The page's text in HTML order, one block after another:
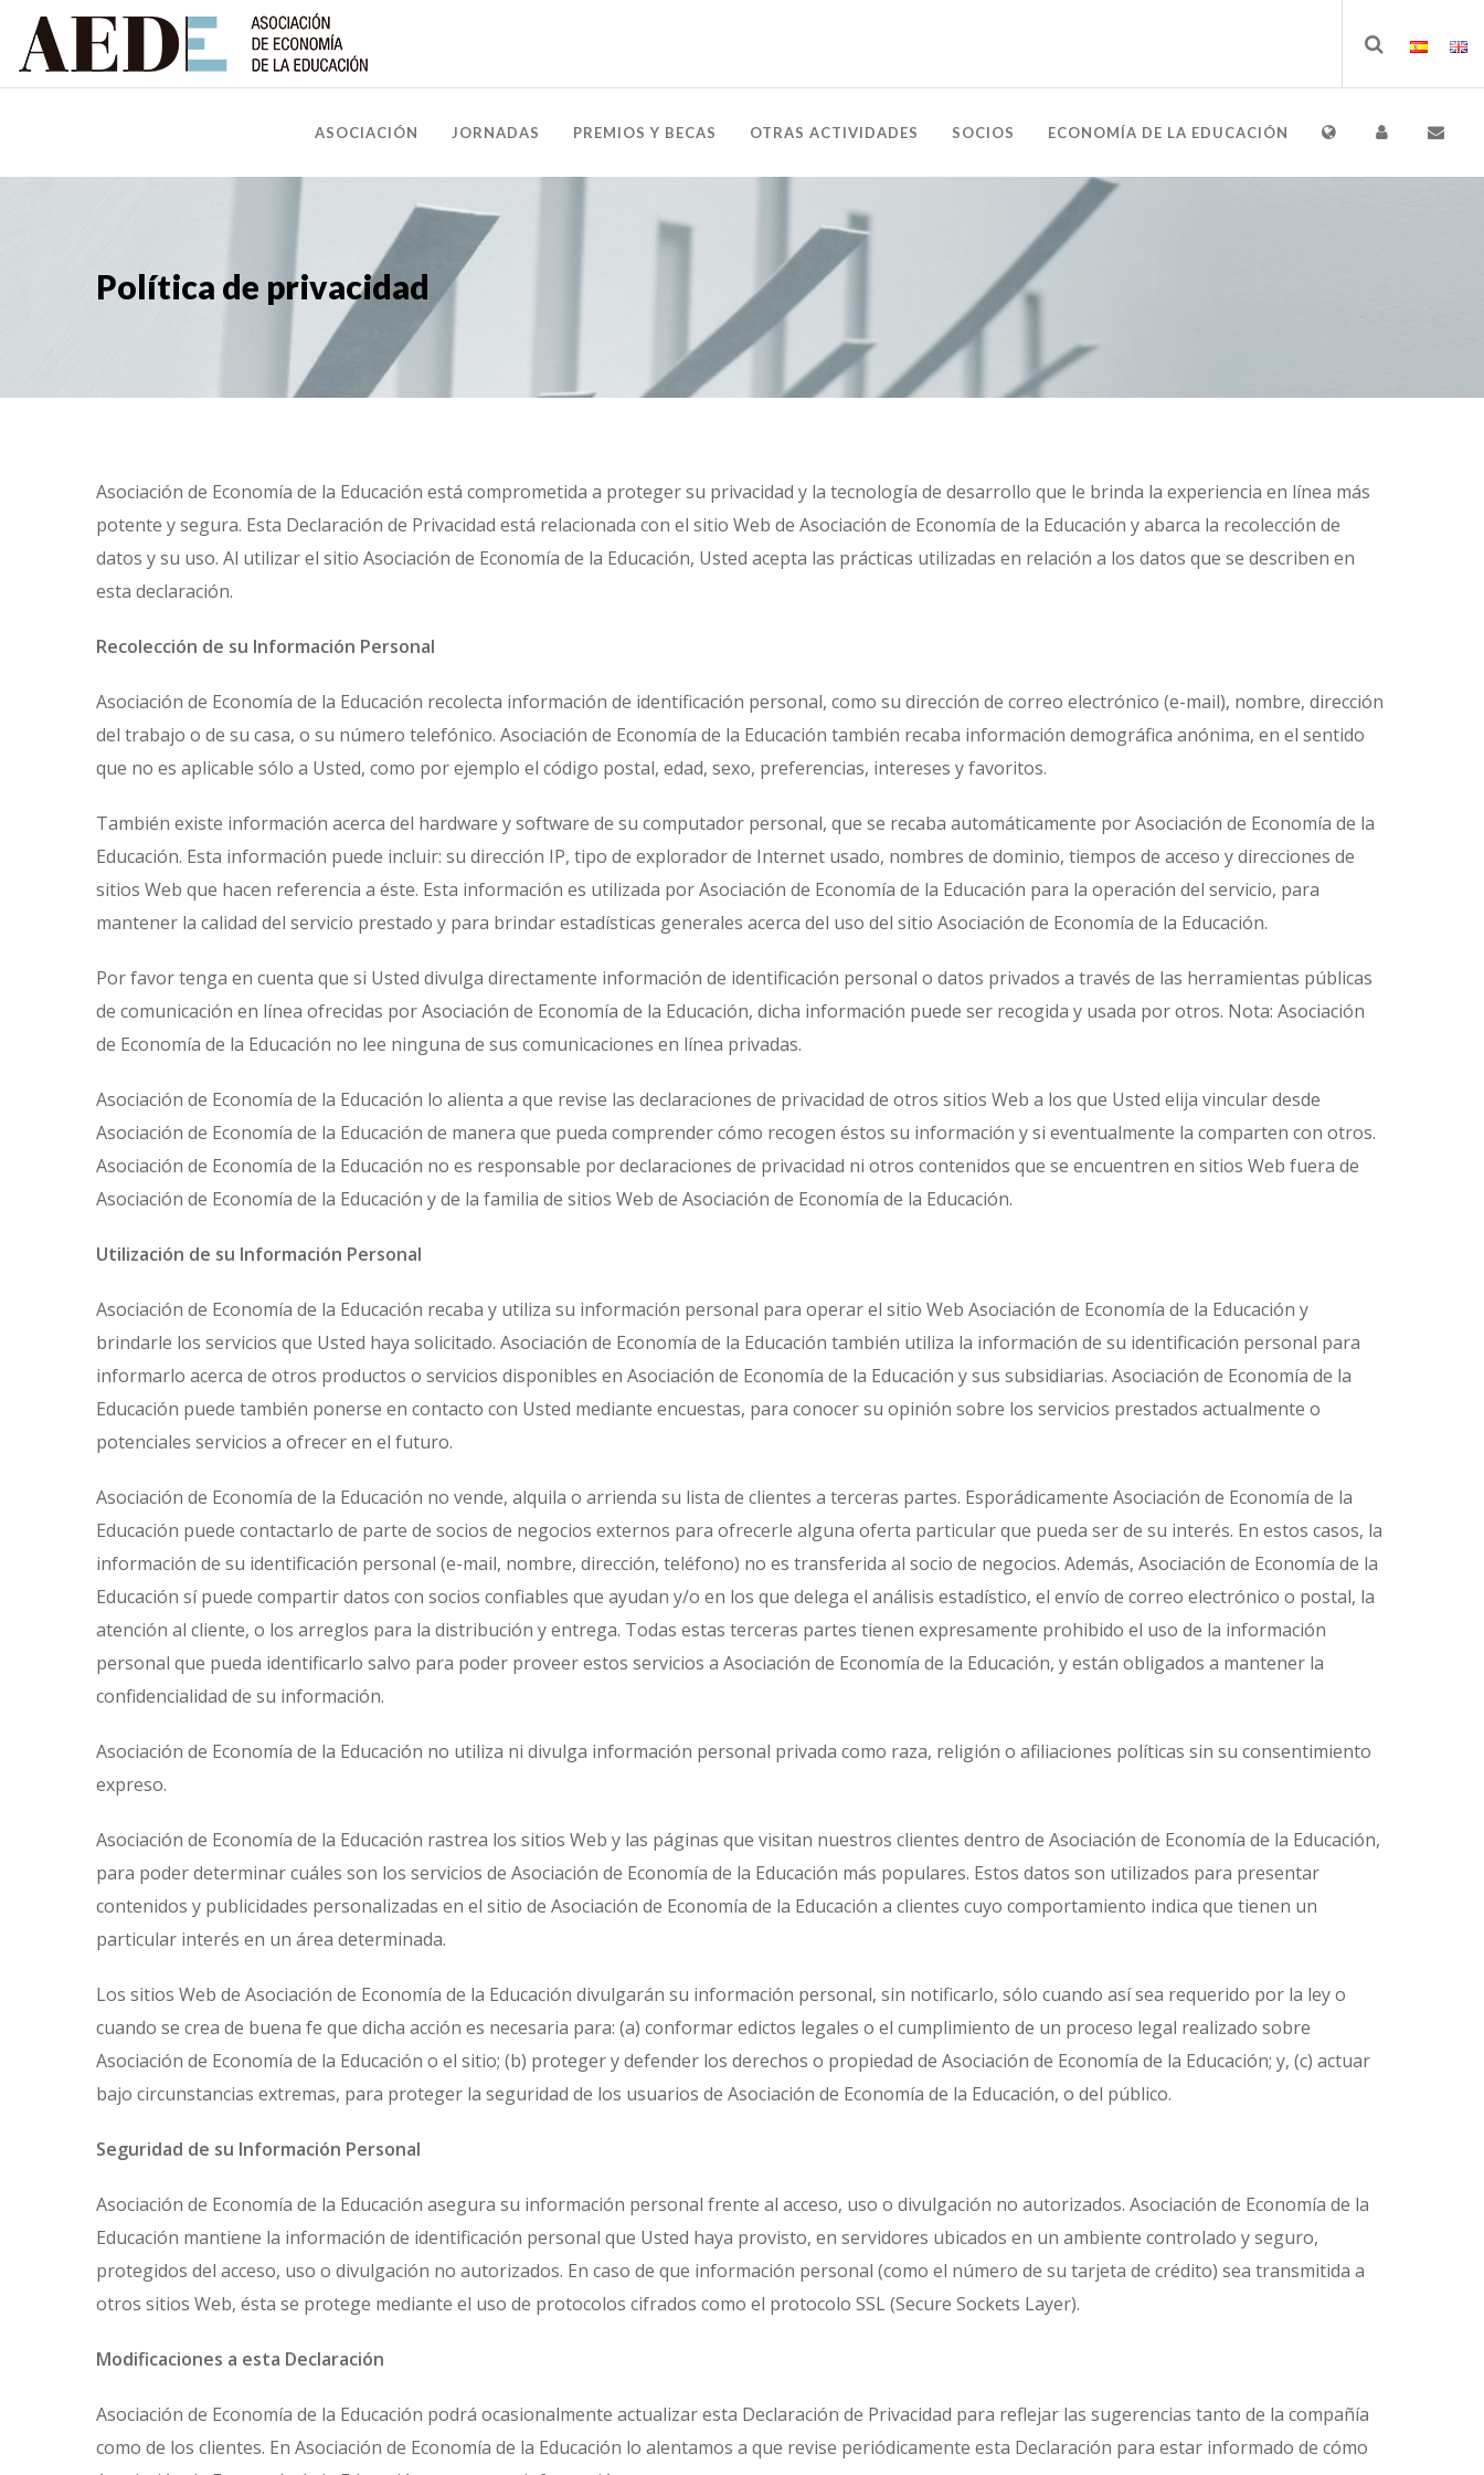
ASOCIACIÓN JORNADAS PREMIOS Y BECAS OTRAS ACTIVIDADES SOCIOS ECONOMÍA DE LA EDUCACIÓN
Política de privacidad
Asociación de Economía de la Educación está comprometida a proteger su privacidad y la tecnología de desarrollo que le brinda la experiencia en línea más
potente y segura. Esta Declaración de Privacidad está relacionada con el sitio Web de Asociación de Economía de la Educación y abarca la recolección de
datos y su uso. Al utilizar el sitio Asociación de Economía de la Educación, Usted acepta las prácticas utilizadas en relación a los datos que se describen en
esta declaración.
Recolección de su Información Personal
Asociación de Economía de la Educación recolecta información de identificación personal, como su dirección de correo electrónico (e-mail), nombre, dirección
del trabajo o de su casa, o su número telefónico. Asociación de Economía de la Educación también recaba información demográfica anónima, en el sentido
que no es aplicable sólo a Usted, como por ejemplo el código postal, edad, sexo, preferencias, intereses y favoritos.
También existe información acerca del hardware y software de su computador personal, que se recaba automáticamente por Asociación de Economía de la
Educación. Esta información puede incluir: su dirección IP, tipo de explorador de Internet usado, nombres de dominio, tiempos de acceso y direcciones de
sitios Web que hacen referencia a éste. Esta información es utilizada por Asociación de Economía de la Educación para la operación del servicio, para
mantener la calidad del servicio prestado y para brindar estadísticas generales acerca del uso del sitio Asociación de Economía de la Educación.
Por favor tenga en cuenta que si Usted divulga directamente información de identificación personal o datos privados a través de las herramientas públicas
de comunicación en línea ofrecidas por Asociación de Economía de la Educación, dicha información puede ser recogida y usada por otros. Nota: Asociación
de Economía de la Educación no lee ninguna de sus comunicaciones en línea privadas.
Asociación de Economía de la Educación lo alienta a que revise las declaraciones de privacidad de otros sitios Web a los que Usted elija vincular desde
Asociación de Economía de la Educación de manera que pueda comprender cómo recogen éstos su información y si eventualmente la comparten con otros.
Asociación de Economía de la Educación no es responsable por declaraciones de privacidad ni otros contenidos que se encuentren en sitios Web fuera de
Asociación de Economía de la Educación y de la familia de sitios Web de Asociación de Economía de la Educación.
Utilización de su Información Personal
Asociación de Economía de la Educación recaba y utiliza su información personal para operar el sitio Web Asociación de Economía de la Educación y
brindarle los servicios que Usted haya solicitado. Asociación de Economía de la Educación también utiliza la información de su identificación personal para
informarlo acerca de otros productos o servicios disponibles en Asociación de Economía de la Educación y sus subsidiarias. Asociación de Economía de la
Educación puede también ponerse en contacto con Usted mediante encuestas, para conocer su opinión sobre los servicios prestados actualmente o
potenciales servicios a ofrecer en el futuro.
Asociación de Economía de la Educación no vende, alquila o arrienda su lista de clientes a terceras partes. Esporádicamente Asociación de Economía de la
Educación puede contactarlo de parte de socios de negocios externos para ofrecerle alguna oferta particular que pueda ser de su interés. En estos casos, la
información de su identificación personal (e-mail, nombre, dirección, teléfono) no es transferida al socio de negocios. Además, Asociación de Economía de la
Educación sí puede compartir datos con socios confiables que ayudan y/o en los que delega el análisis estadístico, el envío de correo electrónico o postal, la
atención al cliente, o los arreglos para la distribución y entrega. Todas estas terceras partes tienen expresamente prohibido el uso de la información
personal que pueda identificarlo salvo para poder proveer estos servicios a Asociación de Economía de la Educación, y están obligados a mantener la
confidencialidad de su información.
Asociación de Economía de la Educación no utiliza ni divulga información personal privada como raza, religión o afiliaciones políticas sin su consentimiento
expreso.
Asociación de Economía de la Educación rastrea los sitios Web y las páginas que visitan nuestros clientes dentro de Asociación de Economía de la Educación,
para poder determinar cuáles son los servicios de Asociación de Economía de la Educación más populares. Estos datos son utilizados para presentar
contenidos y publicidades personalizadas en el sitio de Asociación de Economía de la Educación a clientes cuyo comportamiento indica que tienen un
particular interés en un área determinada.
Los sitios Web de Asociación de Economía de la Educación divulgarán su información personal, sin notificarlo, sólo cuando así sea requerido por la ley o
cuando se crea de buena fe que dicha acción es necesaria para: (a) conformar edictos legales o el cumplimiento de un proceso legal realizado sobre
Asociación de Economía de la Educación o el sitio; (b) proteger y defender los derechos o propiedad de Asociación de Economía de la Educación; y, (c) actuar
bajo circunstancias extremas, para proteger la seguridad de los usuarios de Asociación de Economía de la Educación, o del público.
Seguridad de su Información Personal
Asociación de Economía de la Educación asegura su información personal frente al acceso, uso o divulgación no autorizados. Asociación de Economía de la
Educación mantiene la información de identificación personal que Usted haya provisto, en servidores ubicados en un ambiente controlado y seguro,
protegidos del acceso, uso o divulgación no autorizados. En caso de que información personal (como el número de su tarjeta de crédito) sea transmitida a
otros sitios Web, ésta se protege mediante el uso de protocolos cifrados como el protocolo SSL (Secure Sockets Layer).
Modificaciones a esta Declaración
Asociación de Economía de la Educación podrá ocasionalmente actualizar esta Declaración de Privacidad para reflejar las sugerencias tanto de la compañía
como de los clientes. En Asociación de Economía de la Educación lo alentamos a que revise periódicamente esta Declaración para estar informado de cómo